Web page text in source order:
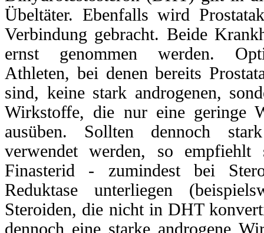
Übeltäter. Ebenfalls wird
Verbindung gebracht. Beide
ernst genommen werden.
Athleten, bei denen bereits
sind, keine stark androgenen,
Wirkstoffe, die nur eine geringe
ausüben. Sollten dennoch
verwendet werden, so
Finasterid - zumindest bei
Reduktase unterliegen
Steroiden, die nicht in DHT
dennoch eine starke androgene